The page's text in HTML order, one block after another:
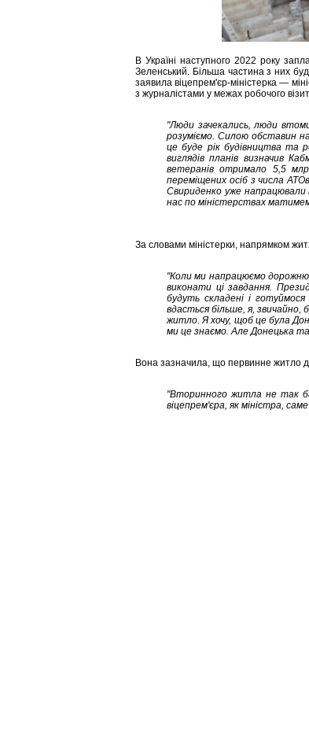
В Україні наступного 2022 року
Зеленський. Більша частина з них
заявила віцепрем'єр-міністерка —
з журналістами у межах робочого
"Люди зачекались, люди
розуміємо. Силою обставин
це буде рік будівництва та
виглядів планів визначив
ветеранів отримало 5,5
переміщених осіб з числа
Свириденко уже
нас по міністерствах
За словами міністерки, напрямком
"Коли ми напрацюємо дорожню
виконати ці завдання.
будуть складені і
вдасться більше, я,
житло. Я хочу, щоб це була
ми це знаємо. Але Донецька
Вона зазначила, що первинне житло
"Вторинного житла не так
віцепрем'єра, як міністра,